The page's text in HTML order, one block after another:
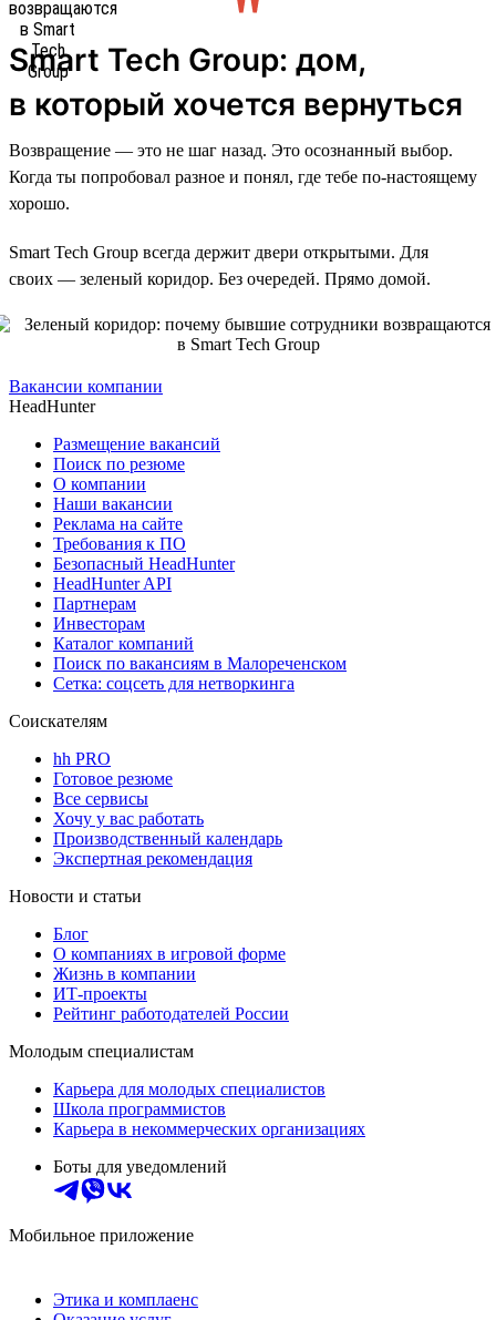
Smart Tech Group: дом,
в который хочется вернуться
Возвращение — это не шаг назад. Это осознанный выбор.
Когда ты попробовал разное и понял, где тебе по-настоящему
хорошо.
Smart Tech Group всегда держит двери открытыми. Для
своих — зеленый коридор. Без очередей. Прямо домой.
Вакансии компании
HeadHunter
Размещение вакансий
Поиск по резюме
О компании
Наши вакансии
Реклама на сайте
Требования к ПО
Безопасный HeadHunter
HeadHunter API
Партнерам
Инвесторам
Каталог компаний
Поиск по вакансиям в Малореченском
Сетка: соцсеть для нетворкинга
Соискателям
hh PRO
Готовое резюме
Все сервисы
Хочу у вас работать
Производственный календарь
Экспертная рекомендация
Новости и статьи
Блог
О компаниях в игровой форме
Жизнь в компании
ИТ-проекты
Рейтинг работодателей России
Молодым специалистам
Карьера для молодых специалистов
Школа программистов
Карьера в некоммерческих организациях
Боты для уведомлений
Мобильное приложение
Этика и комплаенс